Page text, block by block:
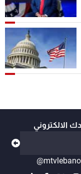
الالكتروني